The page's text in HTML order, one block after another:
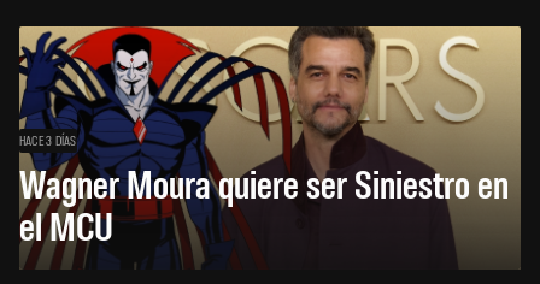
HACE 3 DÍAS
Wagner Moura quiere ser Siniestro en
el MCU